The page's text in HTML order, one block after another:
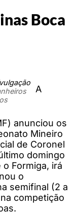
Boca
A
anunciou os
Mineiro
de Coronel
domingo
Formiga, irá
o
semifinal (2 a
competição